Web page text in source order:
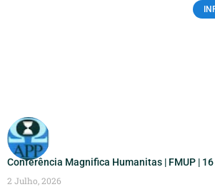
Conferência Magnifica Humanitas | FMUP |
2 Julho, 2026